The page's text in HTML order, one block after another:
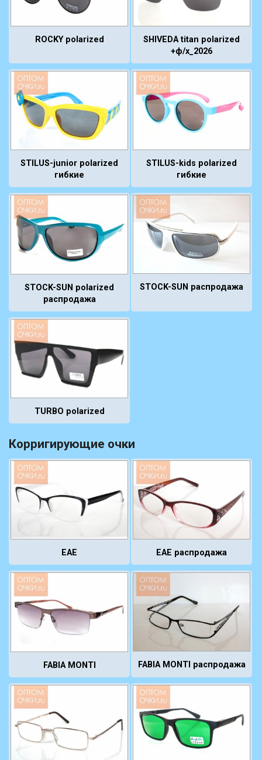
ROCKY polarized
SHIVEDA titan polarized
+ф/х_2026
STILUS-junior polarized
гибкие
STILUS-kids polarized
гибкие
STOCK-SUN polarized
распродажа
STOCK-SUN распродажа
TURBO polarized
Корригирующие очки
EAE EAE распродажа
FABIA MONTI FABIA MONTI распродажа